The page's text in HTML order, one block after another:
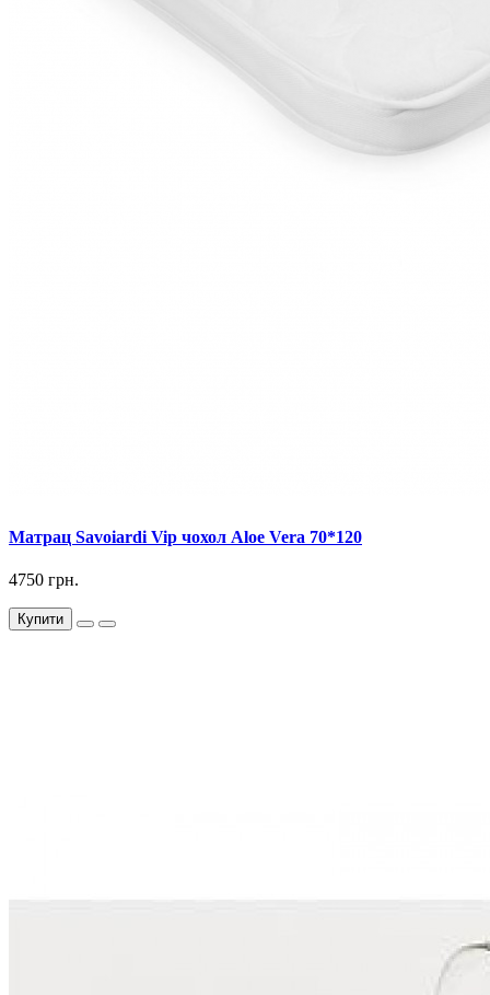
Матрац Savoiardi Vip чохол Aloe Vera 70*120
4750 грн.
Купити